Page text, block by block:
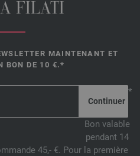
FILATI
MAINTENANT ET
BON DE 10 €.*
*
Bon valable
pendant 14
45,- €. Pour la première